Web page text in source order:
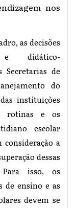
nos
as decisões
e didático-
Secretarias de
do
instituições
rotinas e os
escolar
a
dessas
Para isso, os
de ensino e as
devem se